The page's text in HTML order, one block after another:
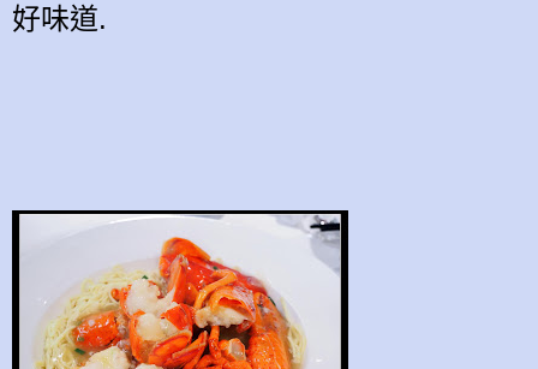
好味道.